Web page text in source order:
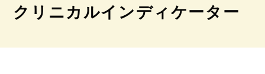
クリニカルインディケーター